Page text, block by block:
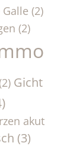
Galle (2)
(2)
Gicht
akut
(3)